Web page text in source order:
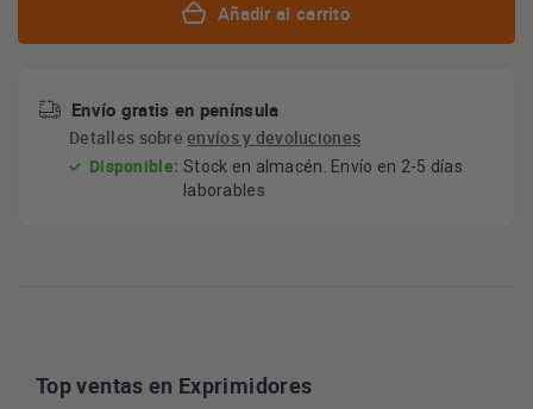
Añadir al carrito
Envío gratis en península
Detalles sobreenvíos y devoluciones
Disponible: Stock en almacén. Envío en 2-5 días
laborables
Top ventas en Exprimidores